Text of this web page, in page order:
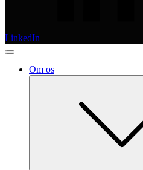
LinkedIn
Om os